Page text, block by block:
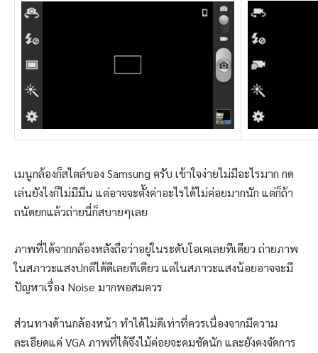
เมนูกล้องก็สไตล์ของ Samsung ครับ เข้าใจง่ายไม่มีอะไรมาก กด
เล่นยังไงก็ไม่มีมึน แต่อาจจะตั้งค่าอะไรได้ไม่ค่อยมากนัก แต่ก็ถ้า
ถนัดยกแล้วถ่ายนี่ก็สบายๆเลย
ภาพที่ได้จากกล้องหลังถือว่าอยู่ในระดับโอเคเลยทีเดียว ถ่ายภาพ
ในสภาวะแสงปกติได้ดีเลยทีเดียว แต่ในสภาวะแสงน้อยอาจจะมี
ปัญหาเรื่อง Noise มากพอสมควร
ส่วนทางด้านกล้องหน้า ทำได้ไม่ดีเท่าที่ควรเนื่องจากมีความ
ละเอียดแค่ VGA ภาพที่ได้จึงไม้ค่อยจะคมชัดนัก และยังคงจัดการ